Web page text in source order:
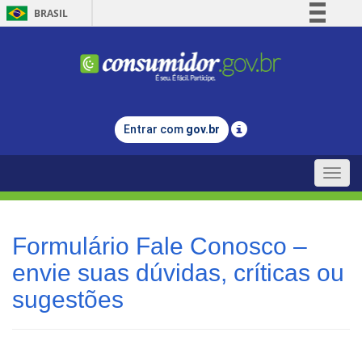
BRASIL
Comunica BR
Legislação
Entrar com gov.br
Toggle
Formulário Fale Conosco –
envie suas dúvidas, críticas ou
sugestões